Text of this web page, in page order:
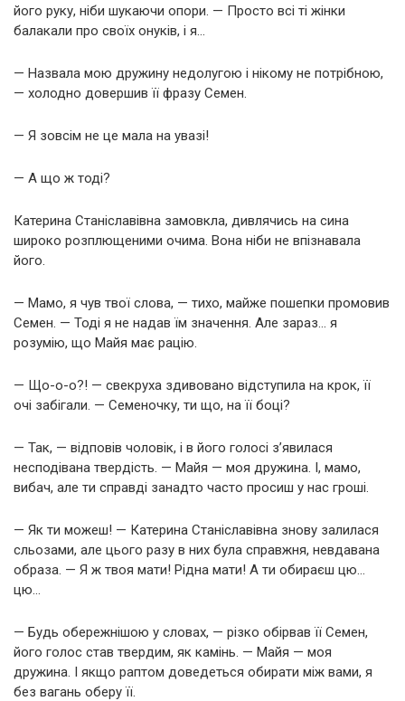
його руку, ніби шукаючи опори. — Просто всі ті жінки
балакали про своїх онуків, і я…
— Назвала мою дружину недолугою і нікому не потрібною,
— холодно довершив її фразу Семен.
— Я зовсім не це мала на увазі!
— А що ж тоді?
Катерина Станіславівна замовкла, дивлячись на сина
широко розплющеними очима. Вона ніби не впізнавала
його.
— Мамо, я чув твої слова, — тихо, майже пошепки промовив
Семен. — Тоді я не надав їм значення. Але зараз… я
розумію, що Майя має рацію.
— Що-о-о?! — свекруха здивовано відступила на крок, її
очі забігали. — Семеночку, ти що, на її боці?
— Так, — відповів чоловік, і в його голосі з’явилася
несподівана твердість. — Майя — моя дружина. І, мамо,
вибач, але ти справді занадто часто просиш у нас гроші.
— Як ти можеш! — Катерина Станіславівна знову залилася
сльозами, але цього разу в них була справжня, невдавана
образа. — Я ж твоя мати! Рідна мати! А ти обираєш цю…
цю…
— Будь обережнішою у словах, — різко обірвав її Семен,
його голос став твердим, як камінь. — Майя — моя
дружина. І якщо раптом доведеться обирати між вами, я
без вагань оберу її.